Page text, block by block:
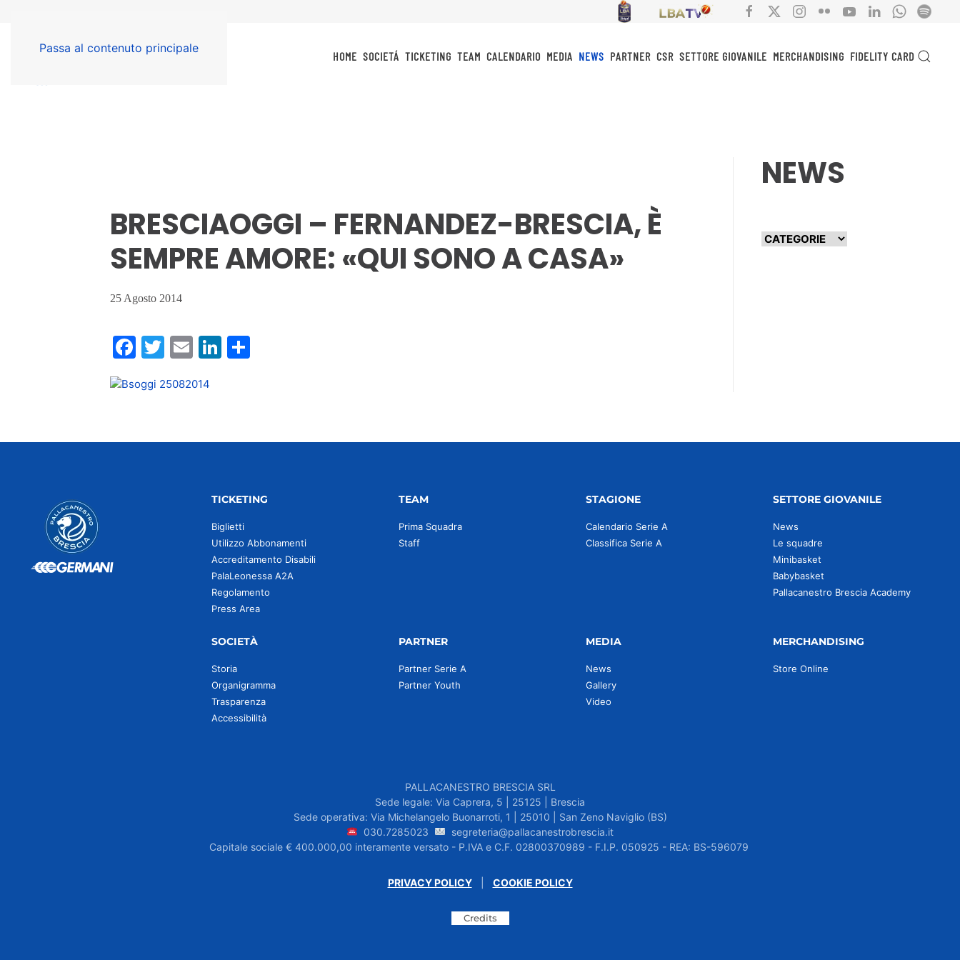
Passa al contenuto principale
HOME SOCIETÁ TICKETING TEAM CALENDARIO MEDIA NEWS PARTNER CSR SETTORE GIOVANILE MERCHANDISING FIDELITY CARD
BRESCIAOGGI – FERNANDEZ-BRESCIA, È
SEMPRE AMORE: «QUI SONO A CASA»
25 Agosto 2014
Facebook
Twitter
EmailLinkedIn
NEWS
TICKETING
Biglietti
Utilizzo Abbonamenti
Accreditamento Disabili
PalaLeonessa A2A
Regolamento
Press Area
TEAM
Prima Squadra
Staff
STAGIONE
Calendario Serie A
Classifica Serie A
SETTORE GIOVANILE
News
Le squadre
Minibasket
Babybasket
Pallacanestro Brescia Academy
SOCIETÀ
Storia
Organigramma
Trasparenza
Accessibilità
PARTNER
Partner Serie A
Partner Youth
MEDIA
News
Gallery
Video
MERCHANDISING
Store Online
PALLACANESTRO BRESCIA SRL
Sede legale: Via Caprera, 5 | 25125 | Brescia
Sede operativa: Via Michelangelo Buonarroti, 1 | 25010 | San Zeno Naviglio (BS)
030.7285023
segreteria@pallacanestrobrescia.it
Capitale sociale € 400.000,00 interamente versato - P.IVA e C.F. 02800370989 - F.I.P. 050925 - REA: BS-596079
PRIVACY POLICY| COOKIE POLICY
Credits